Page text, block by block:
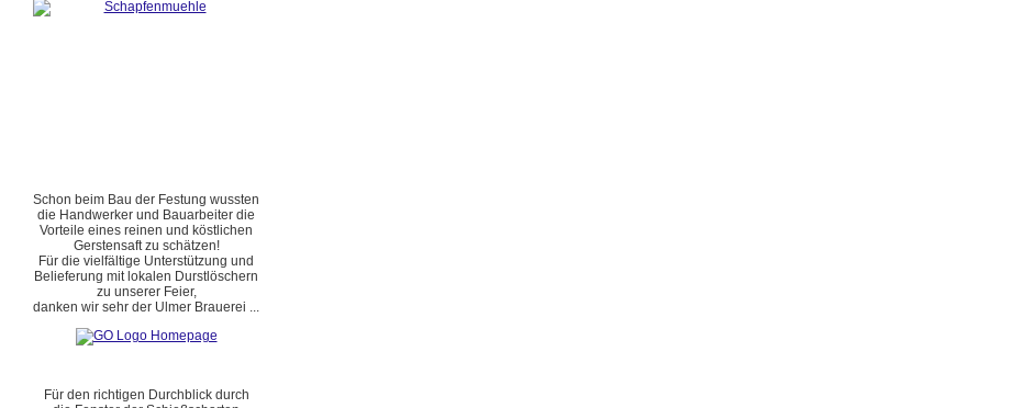
Schon beim Bau der Festung wussten
die Handwerker und Bauarbeiter die
Vorteile eines reinen und köstlichen
Gerstensaft zu schätzen!
Für die vielfältige Unterstützung und
Belieferung mit lokalen Durstlöschern
zu unserer Feier,
danken wir sehr der Ulmer Brauerei ...
Für den richtigen Durchblick durch